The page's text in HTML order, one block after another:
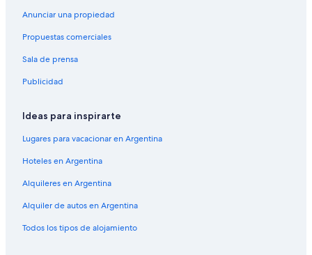
Anunciar una propiedad
Propuestas comerciales
Sala de prensa
Publicidad
Ideas para inspirarte
Lugares para vacacionar en Argentina
Hoteles en Argentina
Alquileres en Argentina
Alquiler de autos en Argentina
Todos los tipos de alojamiento